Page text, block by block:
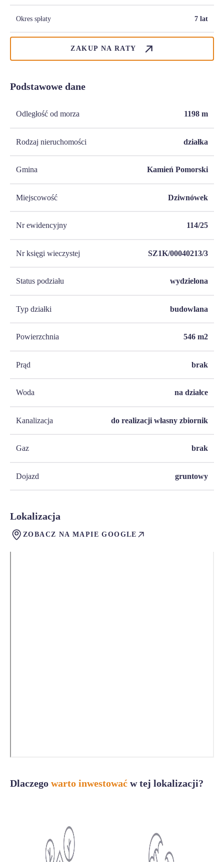
Okres spłaty 7 lat
ZAKUP NA RATY
Podstawowe dane
Odległość od morza 1198 m
Rodzaj nieruchomości działka
Gmina Kamień Pomorski
Miejscowość Dziwnówek
Nr ewidencyjny 114/25
Nr księgi wieczystej SZ1K/00040213/3
Status podziału wydzielona
Typ działki budowlana
Powierzchnia 546 m2
Prąd brak
Woda na działce
Kanalizacja do realizacji własny zbiornik
Gaz brak
Dojazd gruntowy
Lokalizacja
ZOBACZ NA MAPIE GOOGLE
Dlaczego warto inwestować w tej lokalizacji?